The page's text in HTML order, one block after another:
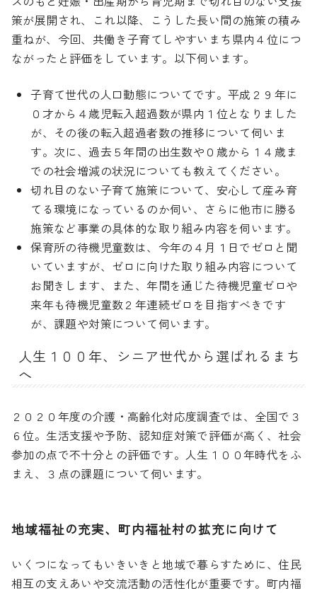
策が展開され、これ以降、こうした長い間の施策の積み
重ねが、今回、共働き子育てしやすいまち県内４位につ
ながったと評価をしています。以下伺います。
子育て世代の人口動態についてです。平成２９年に
０才から４歳児転入超過数が県内１位となりました
が、その後の転入超過者数の推移について伺いま
す。次に、過去５年間の出生数や０歳から１４歳ま
での社会増減の状況についても教えてください。
切れ目のない子育て施策について、安心して産み育
てる環境になっているのか伺い、さらに他市に勝る
施策など事業の具体的な取り組み内容を伺います。
保育所の待機児童数は、今年の４月１日でゼロと聞
いていますが、ゼロに向けた取り組み内容について
お聞きします、また、年間を通じた待機児童ゼロや
来年も待機児童数２年連続ゼロを目指すべきです
が、課題や対策について伺います。
人生１００年、シニア世代から選ばれるまち
へ
２０２０年度の介護・高齢化対応度調査では、全国で３
６位。生活支援や予防、認知症対策で評価が高く、社会
参加の点で不十分との評価です。人生１００年時代をふ
まえ、３点の課題について伺います。
地域福祉の充実、町内福祉村の拡充に向けて
いくつになってもいきいきと地域で暮らすために、住民
相互の支えあいや交流活動の活性化が重要です。町内福